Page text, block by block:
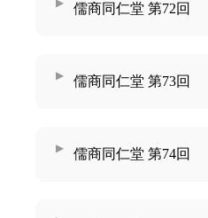
儒商同仁堂 第72回
儒商同仁堂 第73回
儒商同仁堂 第74回